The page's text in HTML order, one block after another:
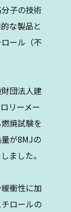
子の技術
な製品と
ール（不
団法人建
リーメー
焼試験を
が8MJの
ました。
衝性に加
ロールの